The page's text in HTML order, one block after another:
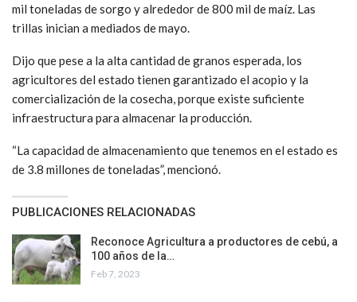
mil toneladas de sorgo y alrededor de 800 mil de maíz. Las
trillas inician a mediados de mayo.
Dijo que pese a la alta cantidad de granos esperada, los
agricultores del estado tienen garantizado el acopio y la
comercialización de la cosecha, porque existe suficiente
infraestructura para almacenar la producción.
“La capacidad de almacenamiento que tenemos en el estado es
de 3.8 millones de toneladas”, mencionó.
PUBLICACIONES RELACIONADAS
Reconoce Agricultura a productores de cebú, a
100 años de la…
Feb 7, 2023